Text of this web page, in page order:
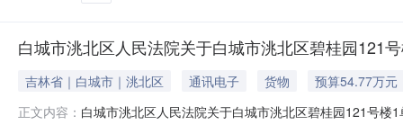
白城市洮北区人民法院关于白城市洮北区碧桂园121
吉林省｜白城市｜洮北区 通讯电子 货物
预算54.77万元
正文内容： 白城市洮北区人民法院关于白城市洮北区碧桂园121号